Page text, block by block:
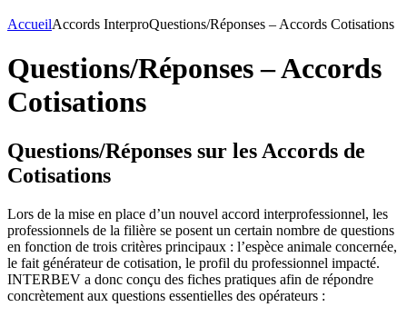
AccueilAccords InterproQuestions/Réponses – Accords Cotisations
Questions/Réponses – Accords
Cotisations
Questions/Réponses sur les Accords de
Cotisations
Lors de la mise en place d’un nouvel accord interprofessionnel, les
professionnels de la filière se posent un certain nombre de questions
en fonction de trois critères principaux : l’espèce animale concernée,
le fait générateur de cotisation, le profil du professionnel impacté.
INTERBEV a donc conçu des fiches pratiques afin de répondre
concrètement aux questions essentielles des opérateurs :